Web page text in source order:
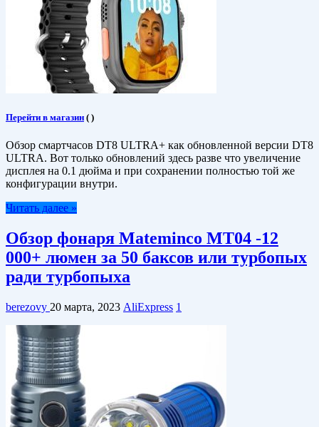
Перейти в магазин ( )
Обзор смартчасов DT8 ULTRA+ как обновленной версии DT8
ULTRA. Вот только обновлений здесь разве что увеличение
дисплея на 0.1 дюйма и при сохранении полностью той же
конфигурации внутри.
Читать далее »
Обзор фонаря Mateminco MT04 -12
000+ люмен за 50 баксов или турбопых
ради турбопыха
berezovy 20 марта, 2023 AliExpress 1